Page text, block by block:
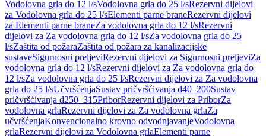
Vodolovna grla do 12 l/sVodolovna grla do 25 l/sRezervni dijelovi
za Vodolovna grla do 25 l/sElementi parne braneRezervni dijelovi
za Elementi parne braneZa vodolovna grla do 12 l/sRezervni
dijelovi za Za vodolovna grla do 12 l/sZa vodolovna grla do 25
l/sZaštita od požaraZaštita od požara za kanalizacijske
sustaveSigurnosni preljeviRezervni dijelovi za Sigurnosni preljeviZa
vodolovna grla do 12 l/sRezervni dijelovi za Za vodolovna grla do
12 l/sZa vodolovna grla do 25 l/sRezervni dijelovi za Za vodolovna
grla do 25 l/sUčvršćenjaSustav pričvršćivanja d40–200Sustav
pričvršćivanja d250–315PriborRezervni dijelovi za PriborZa
vodolovna grlaRezervni dijelovi za Za vodolovna grlaZa
učvršćenjaKonvencionalno krovno odvodnjavanjeVodolovna
grlaRezervni dijelovi za Vodolovna grlaElementi parne